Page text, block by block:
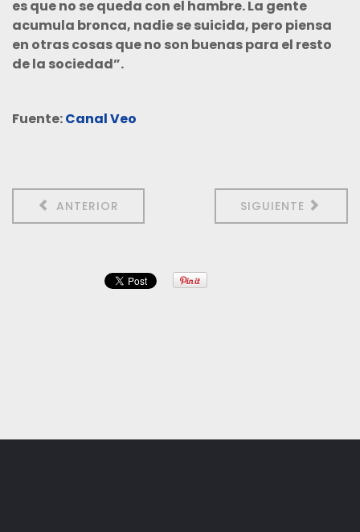
es que no se queda con el hambre. La gente
acumula bronca, nadie se suicida, pero piensa
en otras cosas que no son buenas para el resto
de la sociedad”.
Fuente:Canal Veo
ANTERIOR SIGUIENTE